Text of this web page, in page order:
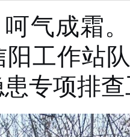
气成霜
工作站
专项排